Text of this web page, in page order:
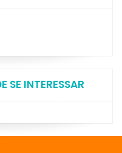
SE INTERESSAR